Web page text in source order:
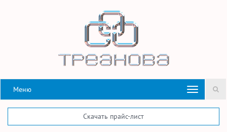
Меню
Скачать прайс-лист